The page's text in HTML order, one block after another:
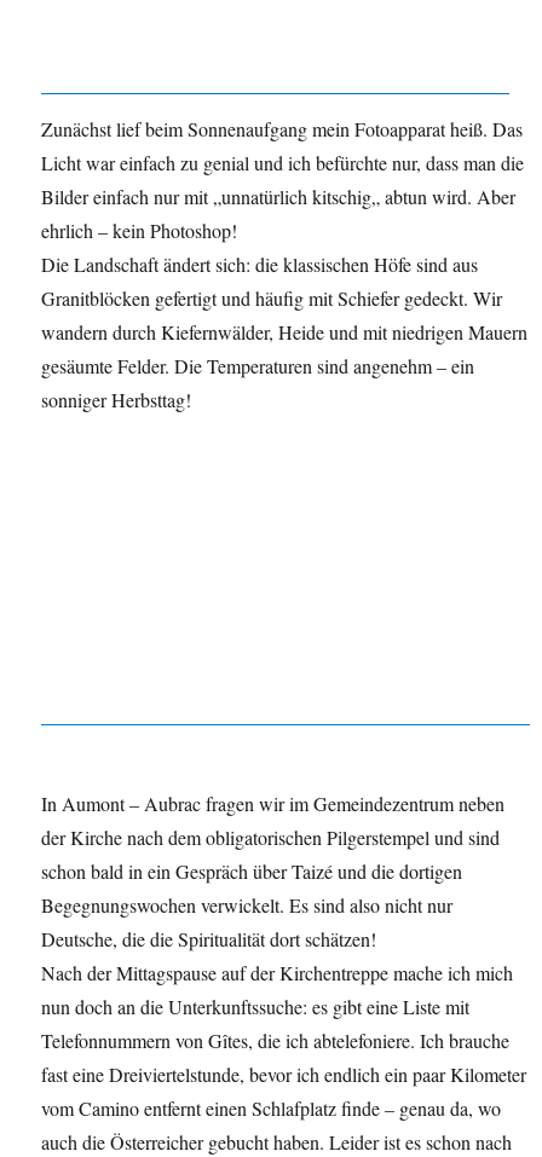
Zunächst lief beim Sonnenaufgang mein Fotoapparat heiß. Das
Licht war einfach zu genial und ich befürchte nur, dass man die
Bilder einfach nur mit „unnatürlich kitschig„ abtun wird. Aber
ehrlich – kein Photoshop!
Die Landschaft ändert sich: die klassischen Höfe sind aus
Granitblöcken gefertigt und häufig mit Schiefer gedeckt. Wir
wandern durch Kiefernwälder, Heide und mit niedrigen Mauern
gesäumte Felder. Die Temperaturen sind angenehm – ein
sonniger Herbsttag!
In Aumont – Aubrac fragen wir im Gemeindezentrum neben
der Kirche nach dem obligatorischen Pilgerstempel und sind
schon bald in ein Gespräch über Taizé und die dortigen
Begegnungswochen verwickelt. Es sind also nicht nur
Deutsche, die die Spiritualität dort schätzen!
Nach der Mittagspause auf der Kirchentreppe mache ich mich
nun doch an die Unterkunftssuche: es gibt eine Liste mit
Telefonnummern von Gîtes, die ich abtelefoniere. Ich brauche
fast eine Dreiviertelstunde, bevor ich endlich ein paar Kilometer
vom Camino entfernt einen Schlafplatz finde – genau da, wo
auch die Österreicher gebucht haben. Leider ist es schon nach